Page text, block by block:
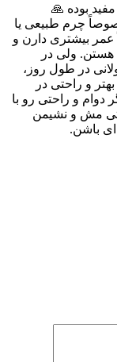
بوده 🙏
چرم طبیعی یا
عمر بیشتری دارن و
ولی در
در طول روز،
و راحتی در
دوام و راحتی رو با
مش و نشیمن
باشن.